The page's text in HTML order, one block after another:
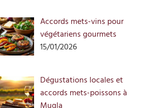
Accords mets-vins pour
végétariens gourmets
15/01/2026
Dégustations locales et
accords mets-poissons à
Mugla